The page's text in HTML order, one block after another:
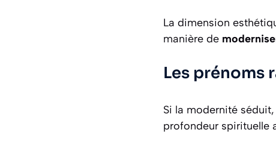
La dimension
manière de
Les prénoms
Si la modernité
profondeur spirituelle